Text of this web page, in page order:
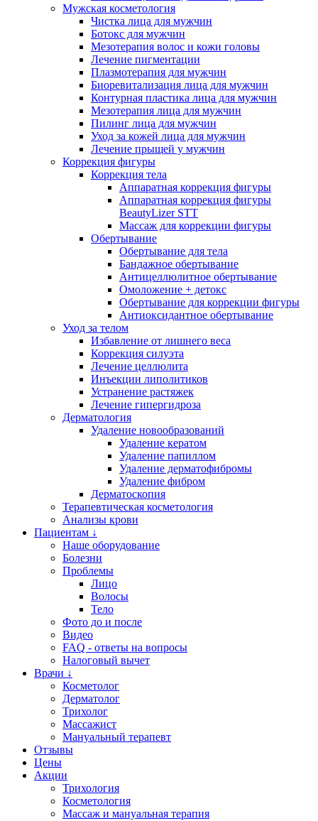
Мужская косметология
Чистка лица для мужчин
Ботокс для мужчин
Мезотерапия волос и кожи головы
Лечение пигментации
Плазмотерапия для мужчин
Биоревитализация лица для мужчин
Контурная пластика лица для мужчин
Мезотерапия лица для мужчин
Пилинг лица для мужчин
Уход за кожей лица для мужчин
Лечение прыщей у мужчин
Коррекция фигуры
Коррекция тела
Аппаратная коррекция фигуры
Аппаратная коррекция фигуры
BeautyLizer STT
Массаж для коррекции фигуры
Обертывание
Обертывание для тела
Бандажное обертывание
Антицеллюлитное обертывание
Омоложение + детокс
Обертывание для коррекции фигуры
Антиоксидантное обертывание
Уход за телом
Избавление от лишнего веса
Коррекция силуэта
Лечение целлюлита
Инъекции липолитиков
Устранение растяжек
Лечение гипергидроза
Дерматология
Удаление новообразований
Удаление кератом
Удаление папиллом
Удаление дерматофибромы
Удаление фибром
Дерматоскопия
Терапевтическая косметология
Анализы крови
Пациентам ↓
Наше оборудование
Болезни
Проблемы
Лицо
Волосы
Тело
Фото до и после
Видео
FAQ - ответы на вопросы
Налоговый вычет
Врачи ↓
Косметолог
Дерматолог
Трихолог
Массажист
Мануальный терапевт
Отзывы
Цены
Акции
Трихология
Косметология
Массаж и мануальная терапия